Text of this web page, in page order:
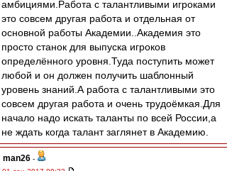
амбициями.Работа с талантливыми игроками
это совсем другая работа и отдельная от
основной работы Академии..Академия это
просто станок для выпуска игроков
определённого уровня.Туда поступить может
любой и он должен получить шаблонный
уровень знаний.А работа с талантливыми это
совсем другая работа и очень трудоёмкая.Для
начало надо искать таланты по всей России,а
не ждать когда талант заглянет в Академию.
man26 -